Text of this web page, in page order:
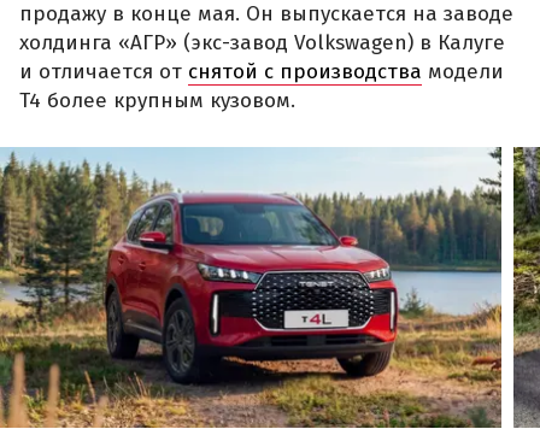
продажу в конце мая. Он выпускается на заводе
холдинга «АГР» (экс-завод Volkswagen) в Калуге
и отличается от снятой с производства модели
T4 более крупным кузовом.